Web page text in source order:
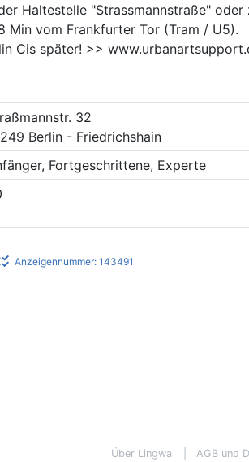
Haltestelle "Strassmannstraße" oder
Min vom Frankfurter Tor (Tram / U5).
Cis später! >>
32
Berlin - Friedrichshain
Fortgeschrittene, Experte
Anzeigennummer: 143491
Über Lingwa AGB und